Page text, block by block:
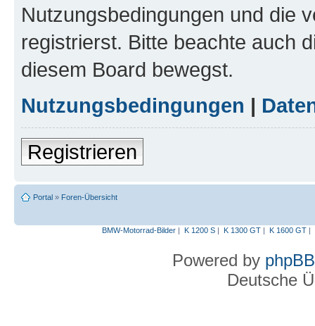
Nutzungsbedingungen und die
registrierst. Bitte beachte auch
diesem Board bewegst.
Nutzungsbedingungen |
Registrieren
Portal » Foren-Übersicht
BMW-Motorrad-Bilder| K 1200 S| K 1300 GT| K 1600 GT|
Powered by phpBB
Deutsche